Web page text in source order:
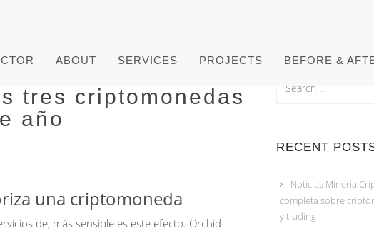
ABOUT SERVICES PROJECTS BEFORE &
tres criptomonedas
año
una criptomoneda
de, más sensible es este efecto. Orchid
RECENT
Noticias Mineria
completa sobre
y trading